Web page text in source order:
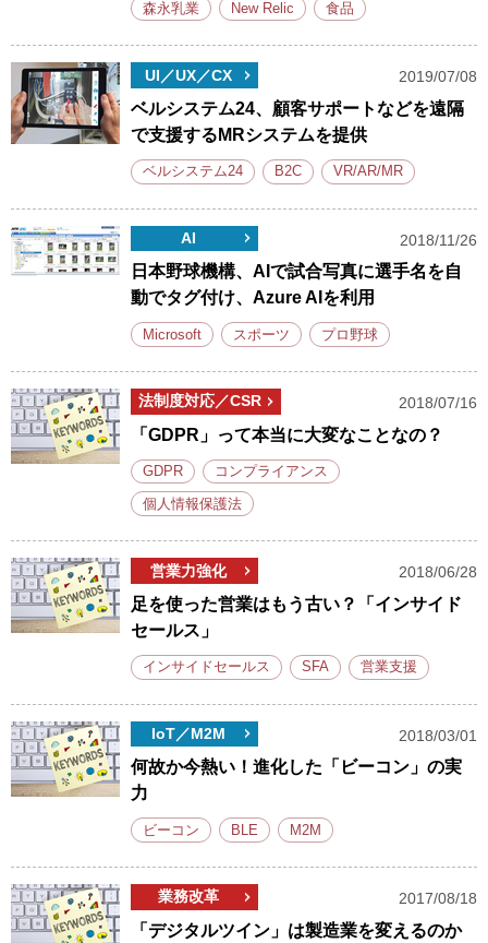
森永乳業 New Relic 食品
UI／UX／CX 2019/07/08
ベルシステム24、顧客サポートなどを遠隔
で支援するMRシステムを提供
ベルシステム24 B2C VR/AR/MR
AI 2018/11/26
日本野球機構、AIで試合写真に選手名を自
動でタグ付け、Azure AIを利用
Microsoft スポーツ プロ野球
法制度対応／CSR 2018/07/16
「GDPR」って本当に大変なことなの？
GDPR コンプライアンス
個人情報保護法
営業力強化 2018/06/28
足を使った営業はもう古い？「インサイド
セールス」
インサイドセールス SFA 営業支援
IoT／M2M 2018/03/01
何故か今熱い！進化した「ビーコン」の実
力
ビーコン BLE M2M
業務改革 2017/08/18
「デジタルツイン」は製造業を変えるのか